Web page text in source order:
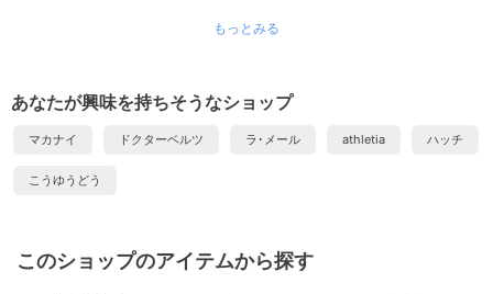
もっとみる
あなたが興味を持ちそうなショップ
マカナイ ドクターベルツ ラ･メール athletia ハッチ
こうゆうどう
このショップのアイテムから探す